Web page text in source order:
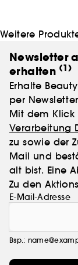
Weitere
Newsletter
erhalten (1)
Erhalte
per Newsletter
Mit dem Klick
Verarbeitung
zu sowie der
Mail und
alt bist. Eine
Zu den
E-Mail-Adresse
Bsp.: